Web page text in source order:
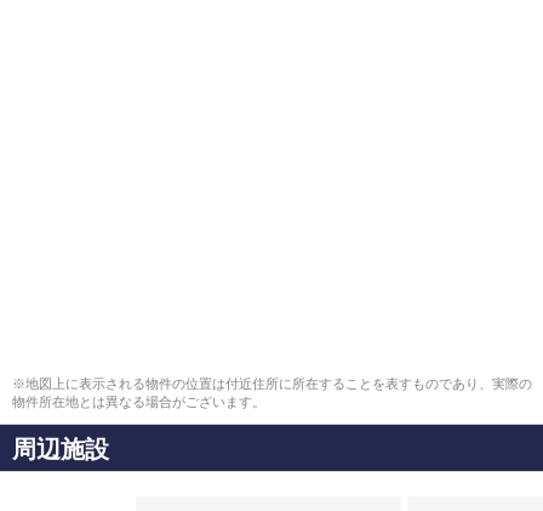
※地図上に表示される物件の位置は付近住所に所在することを表すものであり、実際の
物件所在地とは異なる場合がございます。
周辺施設